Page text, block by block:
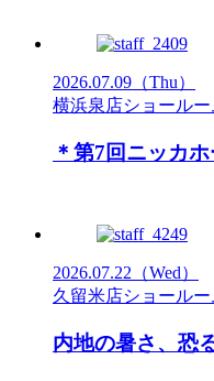
2026.07.09 （Thu）
横浜泉店ショールー
＊第7回ニッカ
2026.07.22 （Wed）
久留米店ショールー
内地の暑さ、恐